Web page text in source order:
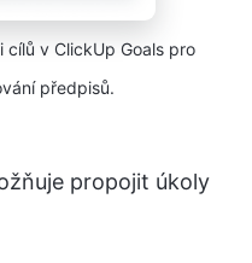
cílů v ClickUp Goals pro
předpisů.
propojit úkoly